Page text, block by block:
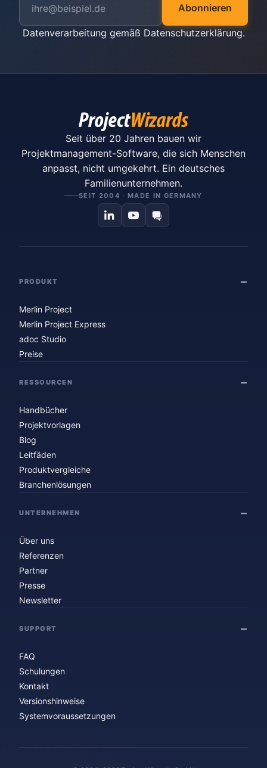
Abonnieren
Datenverarbeitung gemäß Datenschutzerklärung.
Seit über 20 Jahren bauen wir
Projektmanagement-Software, die sich Menschen
anpasst, nicht umgekehrt. Ein deutsches
Familienunternehmen.
SEIT 2004 · MADE IN GERMANY
PRODUKT
Merlin Project
Merlin Project Express
adoc Studio
Preise
RESSOURCEN
Handbücher
Projektvorlagen
Blog
Leitfäden
Produktvergleiche
Branchenlösungen
UNTERNEHMEN
Über uns
Referenzen
Partner
Presse
Newsletter
SUPPORT
FAQ
Schulungen
Kontakt
Versionshinweise
Systemvoraussetzungen